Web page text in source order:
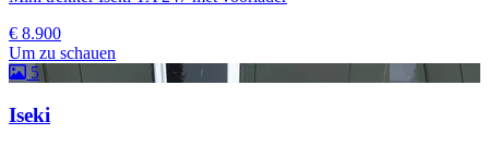
€ 8.900
Um zu schauen
5
Iseki